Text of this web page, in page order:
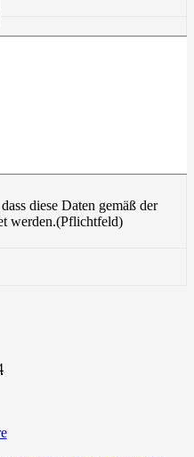
diese Daten gemäß der
werden.(Pflichtfeld)